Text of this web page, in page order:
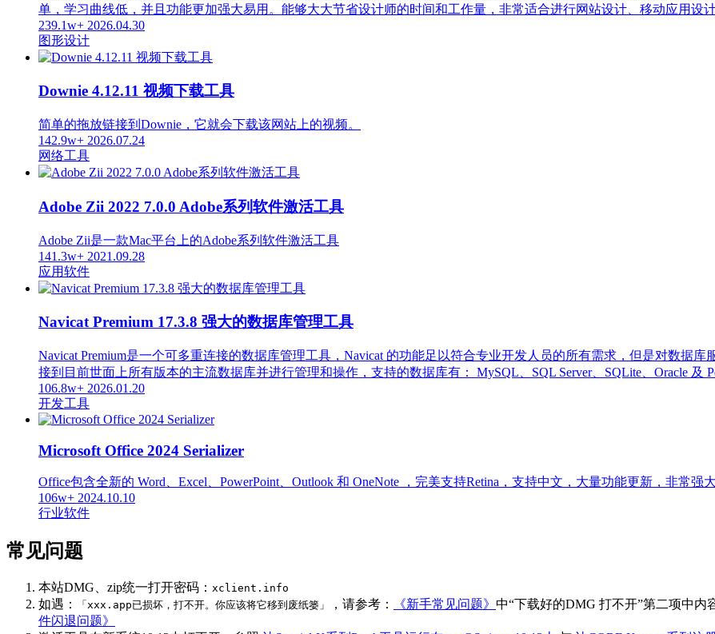
单，学习曲线低，并且功能更加强大易用。能够大大节省设计师的时间和工作量，非常适合进行网站设计、移动应用设
239.1w+ 2026.04.30
图形设计
Downie 4.12.11 视频下载工具
简单的拖放链接到Downie，它就会下载该网站上的视频。
142.9w+ 2026.07.24
网络工具
Adobe Zii 2022 7.0.0 Adobe系列软件激活工具
Adobe Zii是一款Mac平台上的Adobe系列软件激活工具
141.3w+ 2021.09.28
应用软件
Navicat Premium 17.3.8 强大的数据库管理工具
Navicat Premium是一个可多重连接的数据库管理工具，Navicat 的功能足以符合专业开发人员的所有需求，但是对数据
接到目前世面上所有版本的主流数据库并进行管理和操作，支持的数据库有： MySQL、SQL Server、SQLite、Oracle 及
106.8w+ 2026.01.20
开发工具
Microsoft Office 2024 Serializer
Office包含全新的 Word、Excel、PowerPoint、Outlook 和 OneNote ，完美支持Retina，支持中文，大量功能更新，非常强大
106w+ 2024.10.10
行业软件
常见问题
本站DMG、zip统一打开密码： xclient.info
如遇： 「xxx.app已损坏，打不开。你应该将它移到废纸篓」 ，请参考： 《新手常见问题》 中“下载好的DMG 打不开”第二项中
件闪退问题》